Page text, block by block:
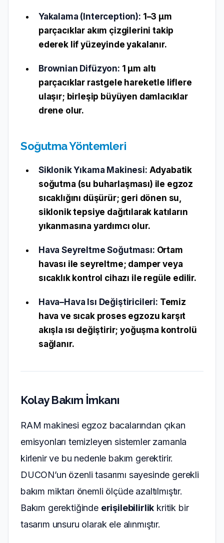
Yakalama (Interception): 1–3 µm
parçacıklar akım çizgilerini takip
ederek lif yüzeyinde yakalanır.
Brownian Difüzyon: 1 µm altı
parçacıklar rastgele hareketle liflere
ulaşır; birleşip büyüyen damlacıklar
drene olur.
Soğutma Yöntemleri
Siklonik Yıkama Makinesi: Adyabatik
soğutma (su buharlaşması) ile egzoz
sıcaklığını düşürür; geri dönen su,
siklonik tepsiye dağıtılarak katıların
yıkanmasına yardımcı olur.
Hava Seyreltme Soğutması: Ortam
havası ile seyreltme; damper veya
sıcaklık kontrol cihazı ile regüle edilir.
Hava–Hava Isı Değiştiricileri: Temiz
hava ve sıcak proses egzozu karşıt
akışla ısı değiştirir; yoğuşma kontrolü
sağlanır.
Kolay Bakım İmkanı
RAM makinesi egzoz bacalarından çıkan
emisyonları temizleyen sistemler zamanla
kirlenir ve bu nedenle bakım gerektirir.
DUCON’un özenli tasarımı sayesinde gerekli
bakım miktarı önemli ölçüde azaltılmıştır.
Bakım gerektiğinde erişilebilirlik kritik bir
tasarım unsuru olarak ele alınmıştır.